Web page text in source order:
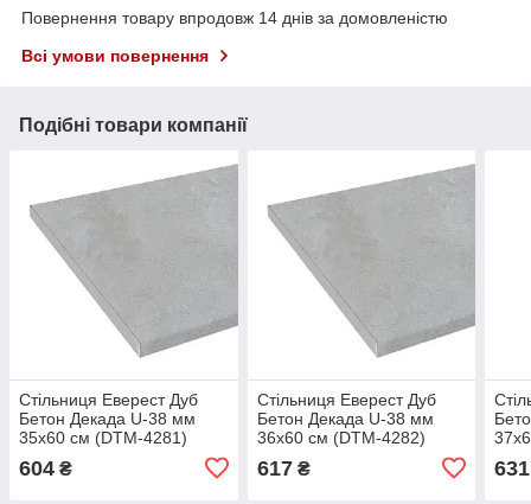
Повернення товару впродовж 14 днів за домовленістю
Всі умови повернення
Подібні товари компанії
Стільниця Еверест Дуб
Бетон Декада U-38 мм
35х60 см (DTM-4281)
604 ₴
Стільниця Еверест Дуб
Бетон Декада U-38 мм
36х60 см (DTM-4282)
617₴ 631